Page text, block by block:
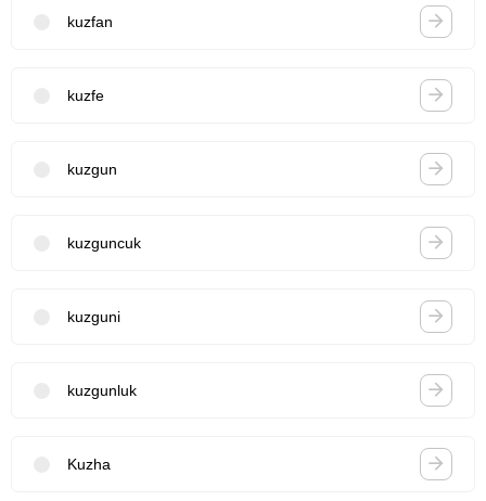
kuzfan
kuzfe
kuzgun
kuzguncuk
kuzguni
kuzgunluk
Kuzha